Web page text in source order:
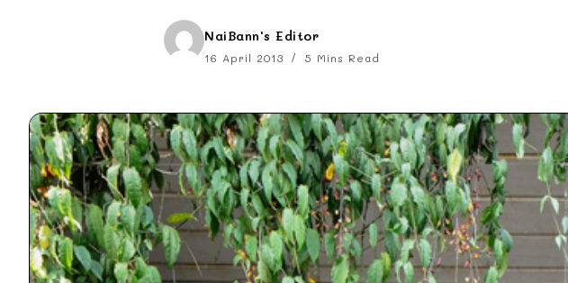
NaiBann's Editor
16 April 2013 5 Mins Read